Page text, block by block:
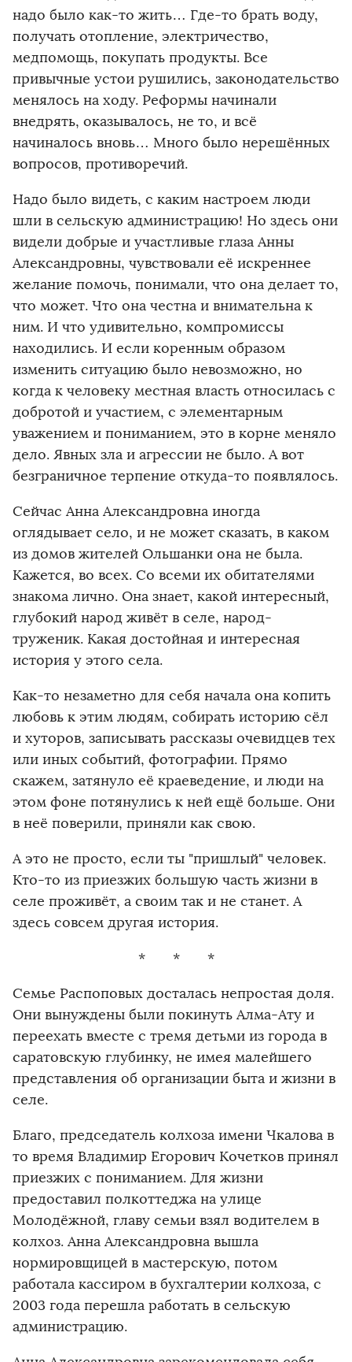
надо было как-то жить… Где-то брать воду,
получать отопление, электричество,
медпомощь, покупать продукты. Все
привычные устои рушились, законодательство
менялось на ходу. Реформы начинали
внедрять, оказывалось, не то, и всё
начиналось вновь… Много было нерешённых
вопросов, противоречий.
Надо было видеть, с каким настроем люди
шли в сельскую администрацию! Но здесь они
видели добрые и участливые глаза Анны
Александровны, чувствовали её искреннее
желание помочь, понимали, что она делает то,
что может. Что она честна и внимательна к
ним. И что удивительно, компромиссы
находились. И если коренным образом
изменить ситуацию было невозможно, но
когда к человеку местная власть относилась с
добротой и участием, с элементарным
уважением и пониманием, это в корне меняло
дело. Явных зла и агрессии не было. А вот
безграничное терпение откуда-то появлялось.
Сейчас Анна Александровна иногда
оглядывает село, и не может сказать, в каком
из домов жителей Ольшанки она не была.
Кажется, во всех. Со всеми их обитателями
знакома лично. Она знает, какой интересный,
глубокий народ живёт в селе, народ-
труженик. Какая достойная и интересная
история у этого села.
Как-то незаметно для себя начала она копить
любовь к этим людям, собирать историю сёл
и хуторов, записывать рассказы очевидцев тех
или иных событий, фотографии. Прямо
скажем, затянуло её краеведение, и люди на
этом фоне потянулись к ней ещё больше. Они
в неё поверили, приняли как свою.
А это не просто, если ты "пришлый" человек.
Кто-то из приезжих большую часть жизни в
селе проживёт, а своим так и не станет. А
здесь совсем другая история.
* * *
Семье Распоповых досталась непростая доля.
Они вынуждены были покинуть Алма-Ату и
переехать вместе с тремя детьми из города в
саратовскую глубинку, не имея малейшего
представления об организации быта и жизни в
селе.
Благо, председатель колхоза имени Чкалова в
то время Владимир Егорович Кочетков принял
приезжих с пониманием. Для жизни
предоставил полкоттеджа на улице
Молодёжной, главу семьи взял водителем в
колхоз. Анна Александровна вышла
нормировщицей в мастерскую, потом
работала кассиром в бухгалтерии колхоза, с
2003 года перешла работать в сельскую
администрацию.